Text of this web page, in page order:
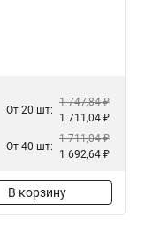
От 20 шт:
1 747,84 ₽
1 711,04 ₽
От 40 шт:
1 711,04 ₽
1 692,64 ₽
В корзину